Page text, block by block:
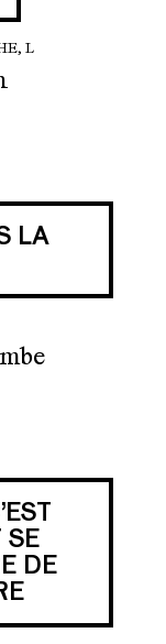
L
LA
SE
DE